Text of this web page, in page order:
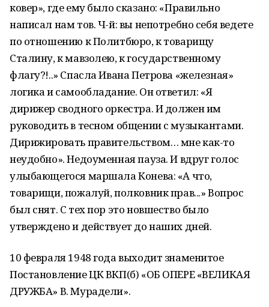
ковер», где ему было сказано: «Правильно
написал нам тов. Ч-й: вы непотребно себя ведете
по отношению к Политбюро, к товарищу
Сталину, к мавзолею, к государственному
флагу?!..» Спасла Ивана Петрова «железная»
логика и самообладание. Он ответил: «Я
дирижер сводного оркестра. И должен им
руководить в тесном общении с музыкантами.
Дирижировать правительством… мне как-то
неудобно». Недоуменная пауза. И вдруг голос
улыбающегося маршала Конева: «А что,
товарищи, пожалуй, полковник прав...» Вопрос
был снят. С тех пор это новшество было
утверждено и действует до наших дней.
10 февраля 1948 года выходит знаменитое
Постановление ЦК ВКП(б) «ОБ ОПЕРЕ «ВЕЛИКАЯ
ДРУЖБА» В. Мурадели».